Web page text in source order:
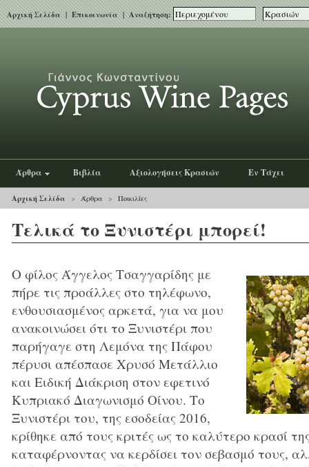
Αρχική Σελίδα|Επικοινωνία| Αναζήτηση:
Άρθρα Βιβλία Αξιολογήσεις Κρασιών Εν Τάχει
Αρχική Σελίδα > Άρθρα > Ποικιλίες
Τελικά το Ξυνιστέρι μπορεί!
Ο φίλος Άγγελος Τσαγγαρίδης με
πήρε τις προάλλες στο τηλέφωνο,
ενθουσιασμένος αρκετά, για να μου
ανακοινώσει ότι το Ξυνιστέρι που
παρήγαγε στη Λεμόνα της Πάφου
πέρυσι απέσπασε Χρυσό Μετάλλιο
και Ειδική Διάκριση στον εφετινό
Κυπριακό Διαγωνισμό Οίνου. Το
Ξυνιστέρι του, της εσοδείας 2016,
κρίθηκε από τους κριτές ως το καλύτερο κρασί
καταφέρνοντας να κερδίσει τον σεβασμό τους,